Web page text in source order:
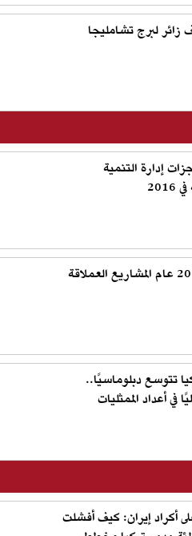
من 788 ألف زائر لبرج تشامليجا
إدارة التنمية
إنفوغرافيك: 2016 عام المشاريع العملاقة
تتوسع دبلوماسيًا..
في أعداد الممثليات
أكراد إيران: كيف أفشلت